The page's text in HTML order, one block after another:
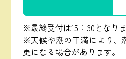
※最終受付は15：30となり
※天候や潮の干満により、
更になる場合があります。